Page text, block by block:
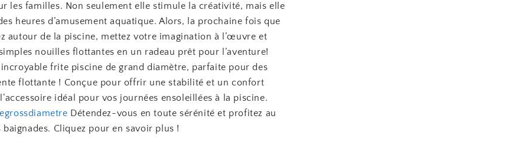
les familles. Non seulement elle stimule la créativité, mais elle
heures d’amusement aquatique. Alors, la prochaine fois que
autour de la piscine, mettez votre imagination à l’œuvre et
nouilles flottantes en un radeau prêt pour l’aventure!
frite piscine de grand diamètre, parfaite pour des
flottante ! Conçue pour offrir une stabilité et un confort
idéal pour vos journées ensoleillées à la piscine.
Détendez-vous en toute sérénité et profitez au
Cliquez pour en savoir plus !